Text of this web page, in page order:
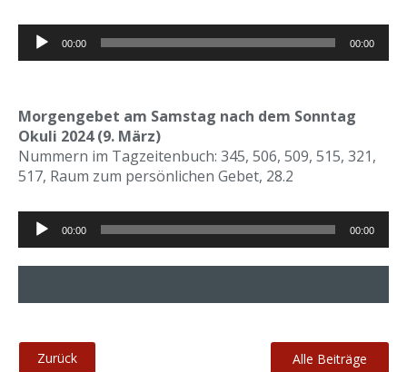
Audio-
Player
00:00 00:00
Morgengebet am Samstag nach dem Sonntag
Okuli 2024 (9. März)
Nummern im Tagzeitenbuch: 345, 506, 509, 515, 321,
517, Raum zum persönlichen Gebet, 28.2
Audio-
Player
00:00 00:00
Alle Beiträge